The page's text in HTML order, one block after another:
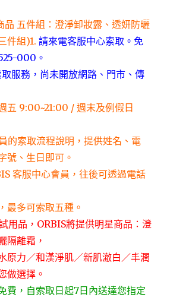
品 五件組：澄淨卸妝露、透妍防曬
件組)1. 請來電客服中心索取。免
000。
服務，尚未開放網路、門市、傳
五 9:00~21:00 / 週末及例假日
的索取流程說明，提供姓名、電
號、生日即可。
客服中心會員，往後可透過電話
最多可索取五種。
用品，ORBIS將提供明星商品：澄
隔離霜，
原力／和漢淨肌／新肌澈白／丰潤
做選擇。
費，自索取日起7日內送達您指定